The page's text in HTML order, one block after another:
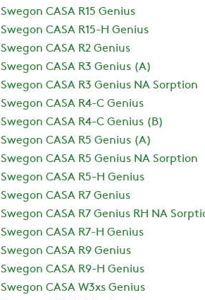
Swegon CASA R15 Genius
Swegon CASA R15-H Genius
Swegon CASA R2 Genius
Swegon CASA R3 Genius (A)
Swegon CASA R3 Genius NA Sorption
Swegon CASA R4-C Genius
Swegon CASA R4-C Genius (B)
Swegon CASA R5 Genius (A)
Swegon CASA R5 Genius NA Sorption
Swegon CASA R5-H Genius
Swegon CASA R7 Genius
Swegon CASA R7 Genius RH NA
Swegon CASA R7-H Genius
Swegon CASA R9 Genius
Swegon CASA R9-H Genius
Swegon CASA W3xs Genius